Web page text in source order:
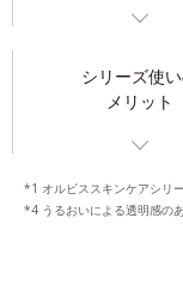
シリーズ使
メリット
*1 オルビススキンケアシ
*4 うるおいによる透明感の